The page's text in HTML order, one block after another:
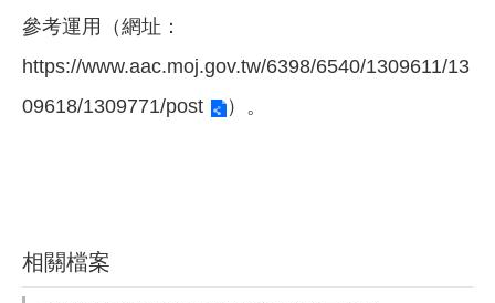
參考運用（網址：
https://www.aac.moj.gov.tw/6398/6540/1309611/13
09618/1309771/post
）。
相關檔案